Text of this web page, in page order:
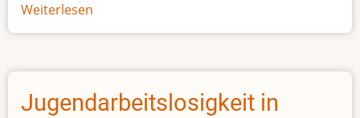
Weiterlesen
Afrikas
Größe
Jugendarbeitslosigkeit in